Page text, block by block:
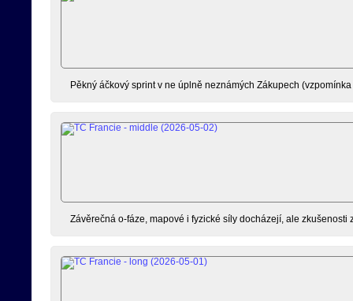
Pěkný áčkový sprint v ne úplně neznámých Zákupech
Závěrečná o-fáze, mapové i fyzické síly docházejí, ale